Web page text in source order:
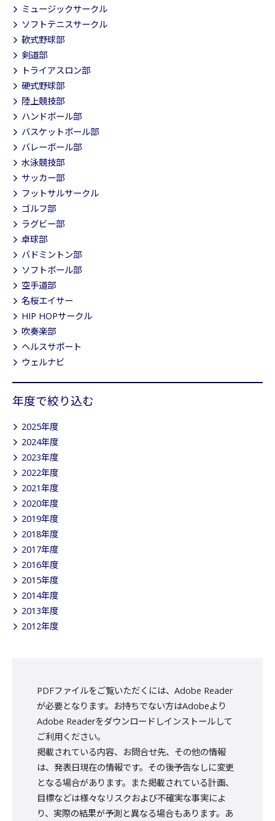
ミュージックサークル
ソフトテニスサークル
軟式野球部
剣道部
トライアスロン部
硬式野球部
陸上競技部
ハンドボール部
バスケットボール部
バレーボール部
水泳競技部
サッカー部
フットサルサークル
ゴルフ部
ラグビー部
卓球部
バドミントン部
ソフトボール部
空手道部
名桜エイサー
HIP HOPサークル
吹奏楽部
ヘルスサポート
ウェルナビ
年度で絞り込む
2025年度
2024年度
2023年度
2022年度
2021年度
2020年度
2019年度
2018年度
2017年度
2016年度
2015年度
2014年度
2013年度
2012年度
PDFファイルをご覧いただくには、Adobe Reader
が必要となります。お持ちでない方はAdobeより
Adobe Readerをダウンロードしインストールして
ご利用ください。
掲載されている内容、お問合せ先、その他の情報
は、発表日現在の情報です。その後予告なしに変更
となる場合があります。また掲載されている計画、
目標などは様々なリスクおよび不確実な事実によ
り、実際の結果が予測と異なる場合もあります。あ